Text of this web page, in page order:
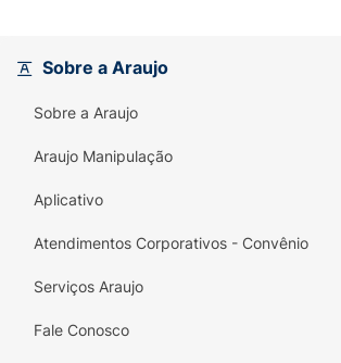
Sobre a Araujo
Sobre a Araujo
Araujo Manipulação
Aplicativo
Atendimentos Corporativos - Convênio
Serviços Araujo
Fale Conosco